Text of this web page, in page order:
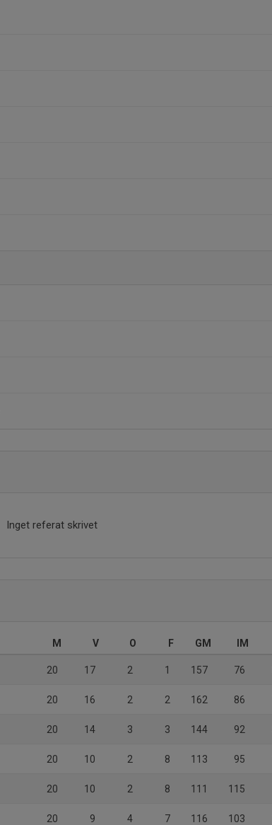
Inget referat skrivet
M V O F GM IM
20 17 2 1 157 76
20 16 2 2 162 86
20 14 3 3 144 92
20 10 2 8 113 95
20 10 2 8 111 115
20 9 4 7 116 103